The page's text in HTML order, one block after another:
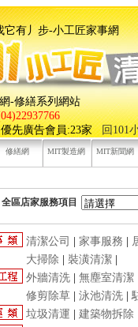
，找它有丿步-小工
-修繕系列網站
先廣告會員:23家回101
修繕網 MIT製造網 MIT新聞網
全區店家服務項目
清潔公司 |家事服務
大掃除 |裝潢清潔
外牆清洗 |無塵室清潔
修剪除草 |泳池清洗 |
垃圾清運 |建築物拆除